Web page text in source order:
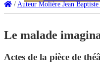
/ Auteur Molière Jean
Le malade
Actes de la pièce de